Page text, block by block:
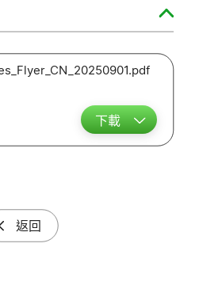
下載
返回